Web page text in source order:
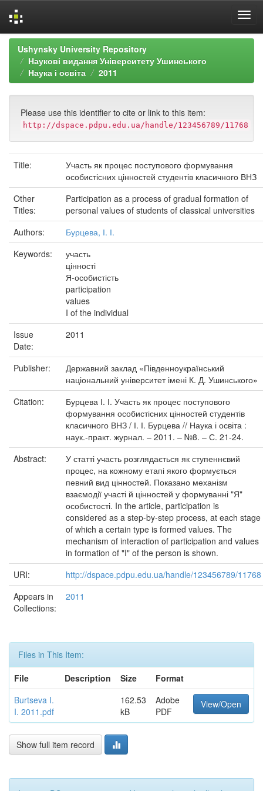
Skip
navigation
Ushynsky University Repository
Наукові видання Університету Ушинського
Наука і освіта
2011
Please use this identifier to cite or link to this item:
http://dspace.pdpu.edu.ua/handle/123456789/11768
Title:
Участь як процес поступового формування
особистісних цінностей студентів класичного ВНЗ
Other
Titles:
Participation as a process of gradual formation of
personal values ​​of students of classical universities
Authors:
Бурцева, І. І.
Keywords:
участь
цінності
Я-особистість
participation
values
I of the individual
Issue
Date:
2011
Publisher:
Державний заклад «Південноукраїнський
національний університет імені К. Д. Ушинського»
Citation:
Бурцева І. І. Участь як процес поступового
формування особистісних цінностей студентів
класичного ВНЗ / І. І. Бурцева // Наука і освіта :
наук.-практ. журнал. – 2011. – №8. – С. 21-24.
Abstract:
У статті участь розглядається як ступеннєвий
процес, на кожному етапі якого формується
певний вид цінностей. Показано механізм
взаємодії участі й цінностей у формуванні "Я"
особистості. In the article, participation is
considered as a step-by-step process, at each stage
of which a certain type is formed values. The
mechanism of interaction of participation and values ​​
in formation of "I" of the person is shown.
URI:
http://dspace.pdpu.edu.ua/handle/123456789/11768
Appears in
Collections:
2011
Files in This Item:
File
Description Size
Format
Burtseva I.
I. 2011.pdf
162.53
kB
Adobe
PDF
View/Open
Show full item record